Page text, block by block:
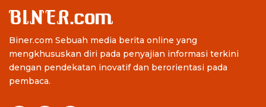
Biner.com Sebuah media berita online yang
mengkhususkan diri pada penyajian informasi terkini
dengan pendekatan inovatif dan berorientasi pada
pembaca.